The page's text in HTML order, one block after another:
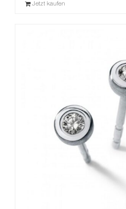
Jetzt kaufen